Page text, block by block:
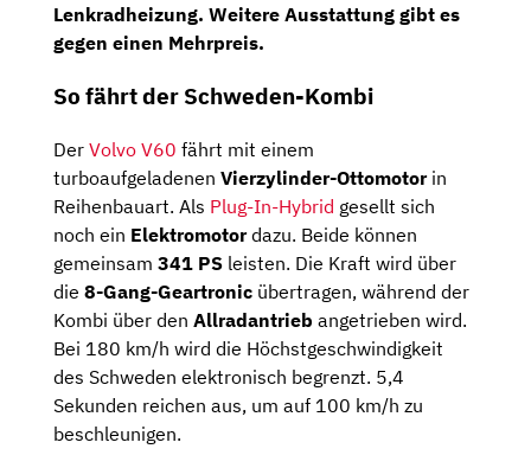
Lenkradheizung. Weitere Ausstattung gibt es
gegen einen Mehrpreis.
So fährt der Schweden-Kombi
Der Volvo V60 fährt mit einem
turboaufgeladenen Vierzylinder-Ottomotorin
Reihenbauart. Als Plug-In-Hybrid gesellt sich
noch ein Elektromotordazu. Beide können
gemeinsam 341 PS leisten. Die Kraft wird über
die 8-Gang-Geartronic übertragen, während der
Kombi über den Allradantrieb angetrieben wird.
Bei 180 km/h wird die Höchstgeschwindigkeit
des Schweden elektronisch begrenzt. 5,4
Sekunden reichen aus, um auf 100 km/h zu
beschleunigen.